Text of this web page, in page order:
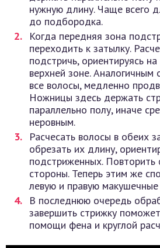
нужную длину. Чаще всего
до подбородка.
Когда передняя зона
переходить к затылку.
подстричь, ориентируясь
верхней зоне.
все волосы, медленно
Ножницы здесь держать
параллельно полу, иначе
неровным.
Расчесать волосы в обеих
обрезать их длину,
подстриженных. Повторить
стороны. Теперь этим же
левую и правую
В последнюю очередь
завершить стрижку
помощи фена и круглой